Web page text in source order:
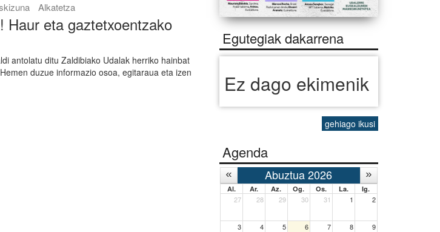
Alkatetza
Haur eta gaztetxoentzako
antolatu ditu Zaldibiako Udalak herriko hainbat
duzue informazio osoa, egitaraua eta izen
Egutegiak dakarrena
Ez dago ekimenik
gehiago ikusi
Agenda
Abuztua 2026
Al. Ar. Az. Og. Os. La. Ig.
27 28 29 30 31 1 2
3 4 5 6 7 8 9